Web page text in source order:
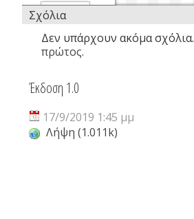
Σχόλια
Δεν υπάρχουν ακόμα σχόλια.
πρώτος.
Έκδοση 1.0
17/9/2019 1:45 μμ
Λήψη (1.011k)